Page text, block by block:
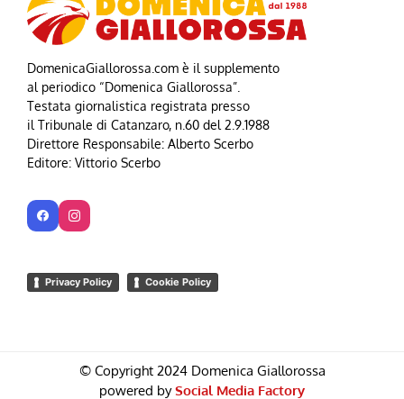
DomenicaGiallorossa.com è il supplemento
al periodico “Domenica Giallorossa”.
Testata giornalistica registrata presso
il Tribunale di Catanzaro, n.60 del 2.9.1988
Direttore Responsabile: Alberto Scerbo
Editore: Vittorio Scerbo
Privacy Policy Cookie Policy
© Copyright 2024 Domenica Giallorossa
powered bySocial Media Factory